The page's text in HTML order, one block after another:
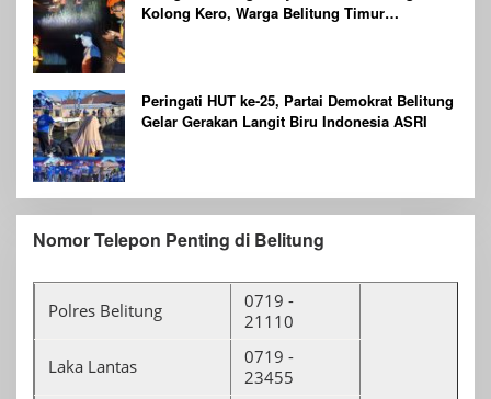
Kolong Kero, Warga Belitung Timur
Peringati HUT ke-25, Partai Demokrat Belitung
Gelar Gerakan Langit Biru Indonesia ASRI
Nomor Telepon Penting di Belitung
Polres Belitung
0719 -
21110
Laka Lantas
0719 -
23455